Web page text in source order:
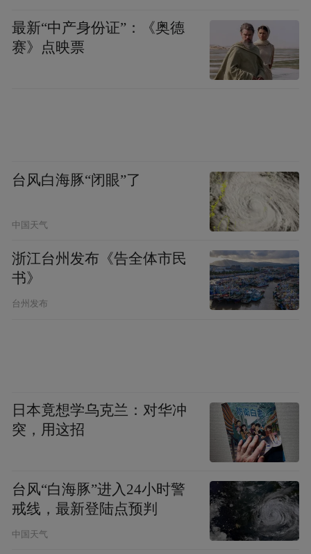
最新“中产身份证”：《奥德
赛》点映票
台风白海豚“闭眼”了
中国天气
浙江台州发布《告全体市民
书》
台州发布
日本竟想学乌克兰：对华冲
突，用这招
台风“白海豚”进入24小时警
戒线，最新登陆点预判
中国天气